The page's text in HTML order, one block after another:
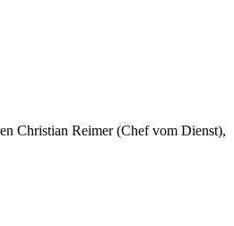
Christian Reimer (Chef vom Dienst),